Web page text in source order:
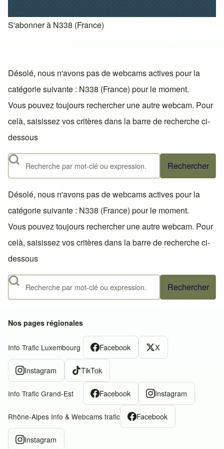
S'abonner à N338 (France)
Désolé, nous n'avons pas de webcams actives pour la
catégorie suivante : N338 (France) pour le moment.
Vous pouvez toujours rechercher une autre webcam. Pour
celà, saisissez vos critères dans la barre de recherche ci-
dessous
Rechercher
Désolé, nous n'avons pas de webcams actives pour la
catégorie suivante : N338 (France) pour le moment.
Vous pouvez toujours rechercher une autre webcam. Pour
celà, saisissez vos critères dans la barre de recherche ci-
dessous
Rechercher
Nos pages régionales
Info Trafic Luxembourg Facebook X
Instagram TikTok
Info Trafic Grand-Est Facebook Instagram
Rhône-Alpes Info & Webcams trafic Facebook
Instagram